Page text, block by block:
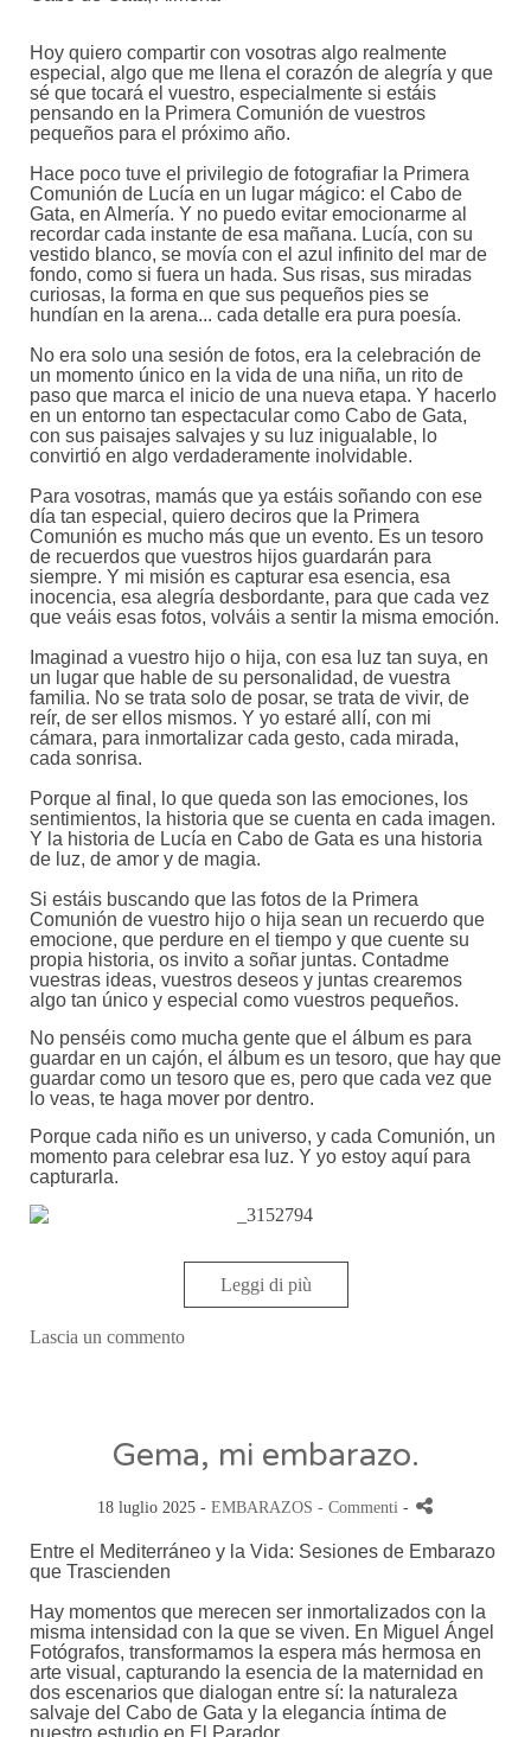
Hoy quiero compartir con vosotras algo realmente
especial, algo que me llena el corazón de alegría y que
sé que tocará el vuestro, especialmente si estáis
pensando en la Primera Comunión de vuestros
pequeños para el próximo año.
Hace poco tuve el privilegio de fotografiar la Primera
Comunión de Lucía en un lugar mágico: el Cabo de
Gata, en Almería. Y no puedo evitar emocionarme al
recordar cada instante de esa mañana. Lucía, con su
vestido blanco, se movía con el azul infinito del mar de
fondo, como si fuera un hada. Sus risas, sus miradas
curiosas, la forma en que sus pequeños pies se
hundían en la arena... cada detalle era pura poesía.
No era solo una sesión de fotos, era la celebración de
un momento único en la vida de una niña, un rito de
paso que marca el inicio de una nueva etapa. Y hacerlo
en un entorno tan espectacular como Cabo de Gata,
con sus paisajes salvajes y su luz inigualable, lo
convirtió en algo verdaderamente inolvidable.
Para vosotras, mamás que ya estáis soñando con ese
día tan especial, quiero deciros que la Primera
Comunión es mucho más que un evento. Es un tesoro
de recuerdos que vuestros hijos guardarán para
siempre. Y mi misión es capturar esa esencia, esa
inocencia, esa alegría desbordante, para que cada vez
que veáis esas fotos, volváis a sentir la misma emoción.
Imaginad a vuestro hijo o hija, con esa luz tan suya, en
un lugar que hable de su personalidad, de vuestra
familia. No se trata solo de posar, se trata de vivir, de
reír, de ser ellos mismos. Y yo estaré allí, con mi
cámara, para inmortalizar cada gesto, cada mirada,
cada sonrisa.
Porque al final, lo que queda son las emociones, los
sentimientos, la historia que se cuenta en cada imagen.
Y la historia de Lucía en Cabo de Gata es una historia
de luz, de amor y de magia.
Si estáis buscando que las fotos de la Primera
Comunión de vuestro hijo o hija sean un recuerdo que
emocione, que perdure en el tiempo y que cuente su
propia historia, os invito a soñar juntas. Contadme
vuestras ideas, vuestros deseos y juntas crearemos
algo tan único y especial como vuestros pequeños.
No penséis como mucha gente que el álbum es para
guardar en un cajón, el álbum es un tesoro, que hay que
guardar como un tesoro que es, pero que cada vez que
lo veas, te haga mover por dentro.
Porque cada niño es un universo, y cada Comunión, un
momento para celebrar esa luz. Y yo estoy aquí para
capturarla.
Leggi di più
Lascia un commento
Gema, mi embarazo.
18 luglio 2025 - EMBARAZOS - Commenti -
Entre el Mediterráneo y la Vida: Sesiones de Embarazo
que Trascienden
Hay momentos que merecen ser inmortalizados con la
misma intensidad con la que se viven. En Miguel Ángel
Fotógrafos, transformamos la espera más hermosa en
arte visual, capturando la esencia de la maternidad en
dos escenarios que dialogan entre sí: la naturaleza
salvaje del Cabo de Gata y la elegancia íntima de
nuestro estudio en El Parador.